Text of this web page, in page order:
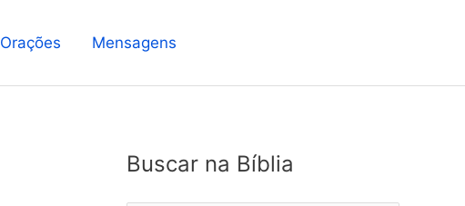
Orações Mensagens
Buscar na Bíblia